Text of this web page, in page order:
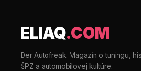
ELIAQ.COM
Der Autofreak. Magazín o tuningu,
ŠPZ a automobilovej kultúre.